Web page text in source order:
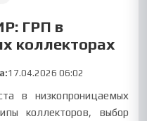
ГРП в
коллекторах
17.04.2026 06:02
в низкопроницаемых
коллекторов, выбор